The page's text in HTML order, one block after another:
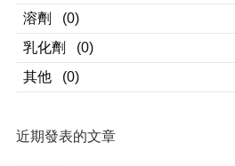
溶劑
(0)
乳化劑
(0)
其他
(0)
近期發表的文章